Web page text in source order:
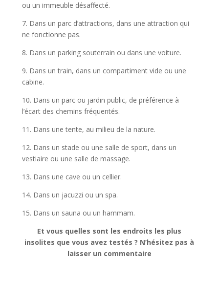
ou un immeuble désaffecté.
7. Dans un parc d’attractions, dans une attraction qui
ne fonctionne pas.
8. Dans un parking souterrain ou dans une voiture.
9. Dans un train, dans un compartiment vide ou une
cabine.
10. Dans un parc ou jardin public, de préférence à
l’écart des chemins fréquentés.
11. Dans une tente, au milieu de la nature.
12. Dans un stade ou une salle de sport, dans un
vestiaire ou une salle de massage.
13. Dans une cave ou un cellier.
14. Dans un jacuzzi ou un spa.
15. Dans un sauna ou un hammam.
Et vous quelles sont les endroits les plus
insolites que vous avez testés ? N’hésitez pas à
laisser un commentaire